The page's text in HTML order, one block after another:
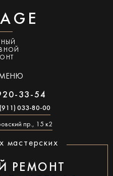
33-54
033-80-00
пр., 15 к2
мастерских
РЕМОНТ